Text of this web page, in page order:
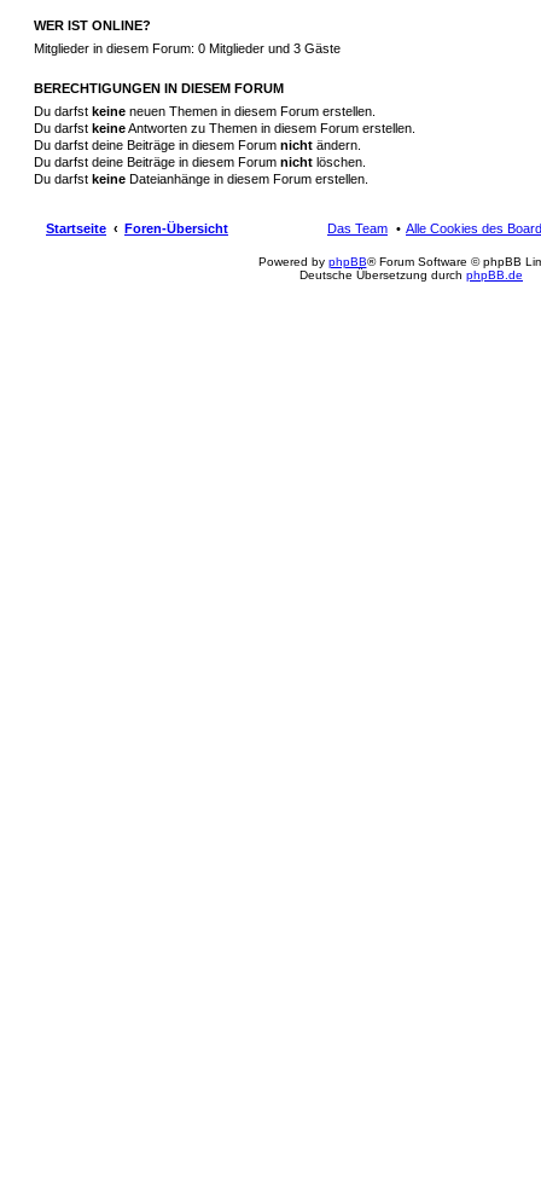
WER IST ONLINE?
Mitglieder in diesem Forum: 0 Mitglieder und 3 Gäste
BERECHTIGUNGEN IN DIESEM FORUM
Du darfst keine neuen Themen in diesem Forum erstellen.
Du darfst keineAntworten zu Themen in diesem Forum erstellen.
Du darfst deine Beiträge in diesem Forum nicht ändern.
Du darfst deine Beiträge in diesem Forum nicht löschen.
Du darfst keine Dateianhänge in diesem Forum erstellen.
Startseite Foren-Übersicht Alle Cookies des
Das Team
Powered by phpBB® Forum Software © phpBB
Deutsche Übersetzung durch phpBB.de